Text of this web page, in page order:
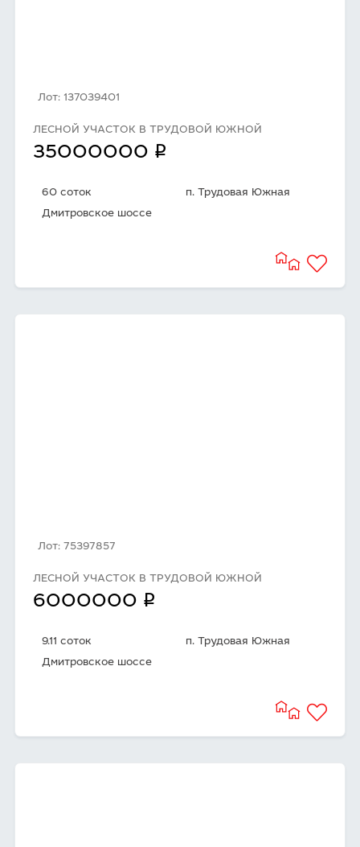
Лот: 137039401
ЛЕСНОЙ УЧАСТОК В ТРУДОВОЙ ЮЖНОЙ
35000000 q
60 соток
п. Трудовая Южная
Дмитровское шоссе
Лот: 75397857
ЛЕСНОЙ УЧАСТОК В ТРУДОВОЙ ЮЖНОЙ
6000000 q
9.11 соток
п. Трудовая Южная
Дмитровское шоссе